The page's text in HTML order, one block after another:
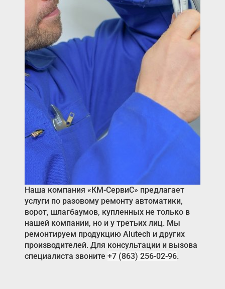
Акции
Примеры работ
Сервис
Ремонт
Кредит
О компании
Где купить
Отзывы
Контакты
Наша компания «КМ-СервиС» предлагает
услуги по разовому ремонту автоматики,
ворот, шлагбаумов, купленных не только в
нашей компании, но и у третьих лиц. Мы
ремонтируем продукцию Alutech и других
производителей. Для консультации и вызова
специалиста звоните +7 (863) 256-02-96.